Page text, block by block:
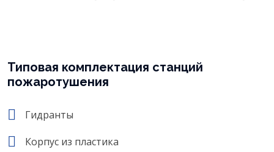
Типовая комплектация станций
пожаротушения
Гидранты
Корпус из пластика